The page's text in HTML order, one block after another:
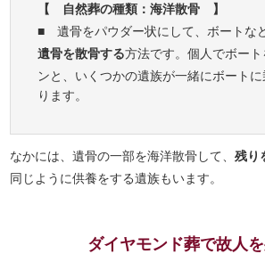
【 自然葬の種類：海洋散骨 】
■ 遺骨をパウダー状にして、ボートな
遺骨を散骨する方法です。個人でボー
ンと、いくつかの遺族が一緒にボート
ります。
なかには、遺骨の一部を海洋散骨して、残り
同じように供養をする遺族もいます。
ダイヤモンド葬で故人